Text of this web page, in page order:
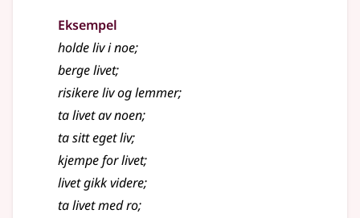
Eksempel
holdelivi noe;
bergelivet;
risikerelivog lemmer;
talivetav noen;
ta sitt egetliv;
kjempe forlivet;
livetgikk videre;
ta livet med ro;